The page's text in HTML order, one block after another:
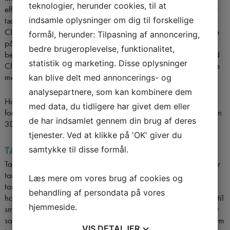
effektivt, hvad end de er skæve, har stort mellemrum eller er for
tætsiddende.
ClearCorrect er en gennemsigtig bøjle, som kan rette tænderne
på en nænsom og diskret måde uden, at omgivelserne
bemærker det. Udviklingen af skinnerne har medført, at du med
CleaCorrect undgår en række af de ulemper, der ofte forbindes
med de traditionelle bøjler (togskinner).
Hos os tilbyder vi dig en gratis og uforpligtigende
forundersøgelse ved én af vores tandlæger, hvor der tilbydes en
3D-scanning af dine tænder.
TANDPLEJE TIL BØRN OG UNGE
Tandlægerne i Ballerup er en privat tandklinik der også tilbyder
tandpleje for børn og unge. I Danmark er der frit valg af
tandlæge, så børn og unge kan også vælge at gå til tandlæge
hos en privatpraktiserende tandlæge Vi henvender og primært til
småbørns/børne- forældre i Ballerup, Måløv, Smørum, Herlev
samt omegn. Er du patient på klinikken og ønsker at have os som
teknologier, herunder cookies, til at
indsamle oplysninger om dig til forskellige
formål, herunder: Tilpasning af annoncering,
bedre brugeroplevelse, funktionalitet,
statistik og marketing. Disse oplysninger
kan blive delt med annoncerings- og
analysepartnere, som kan kombinere dem
med data, du tidligere har givet dem eller
de har indsamlet gennem din brug af deres
tjenester. Ved at klikke på 'OK' giver du
samtykke til disse formål.
Læs mere om vores brug af cookies og
behandling af persondata på vores
hjemmeside.